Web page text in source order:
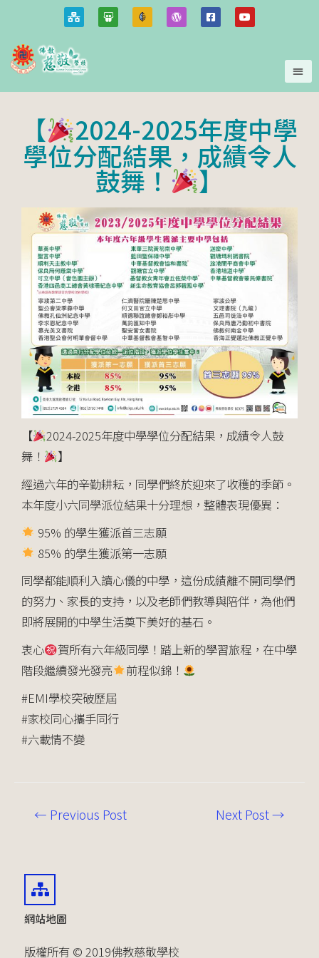
【 2024-2025年度中學
學位分配結果，成績令人
鼓舞！ 】
【
2024-2025年度中學學位分配結果，成績令人鼓
舞！
】
經過六年的辛勤耕耘，同學們終於迎來了收穫的季節。
本年度小六同學派位結果十分理想，整體表現優異：
95% 的學生獲派首三志願
85% 的學生獲派第一志願
同學都能順利入讀心儀的中學，這份成績離不開同學們
的努力、家長的支持，以及老師們教導與陪伴，為他們
即將展開的中學生活奠下美好的基石。
衷心
賀所有六年級同學！踏上新的學習旅程，在中學
階段繼續發光發亮
前程似錦！
#EMI學校突破歷屆
#家校同心攜手同行
#六載情不變
← Previous Post Next Post→
網站地圖
版權所有 © 2019佛教慈敬學校